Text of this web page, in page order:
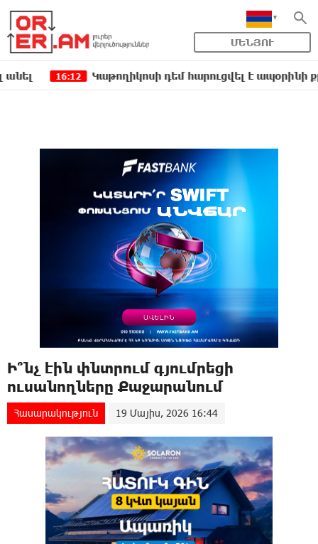
ՄԵՆՅՈՒ
16:12 Կաթողիկոսի դեմ հարուցվել է ապօրինի
Ի՞նչ էին փնտրում գյումրեցի
ուսանողները Քաջարանում
Հասարակություն 19 Մայիս, 2026 16:44